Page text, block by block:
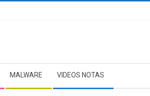
MALWARE VIDEOS NOTAS